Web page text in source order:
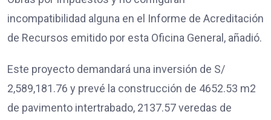
incompatibilidad alguna en el Informe de Acreditación
de Recursos emitido por esta Oficina General, añadió.
Este proyecto demandará una inversión de S/
2,589,181.76 y prevé la construcción de 4652.53 m2
de pavimento intertrabado, 2137.57 veredas de